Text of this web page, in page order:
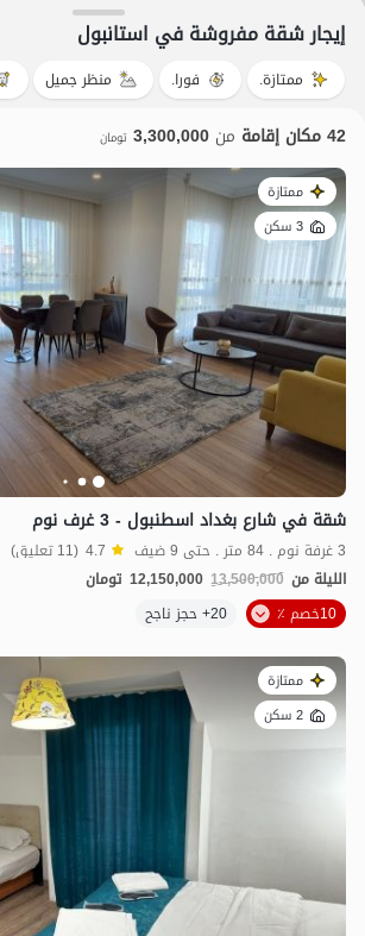
إيجار شقة مفروشة في استانبول
ممتازة. فورا. منظر جميل
42 مكان إقامة من 3,300,000 تومان
ممتازة
3 سكن
شقة في شارع بغداد اسطنبول - 3 غرف نوم
3 غرفة نوم . 84 متر . حتى 9 ضيف 4.7 (11 تعليق)
الليلة من 13,500,000
12,150,000 تومان
10خصم ٪
20+ حجز ناجح
ممتازة
2 سكن